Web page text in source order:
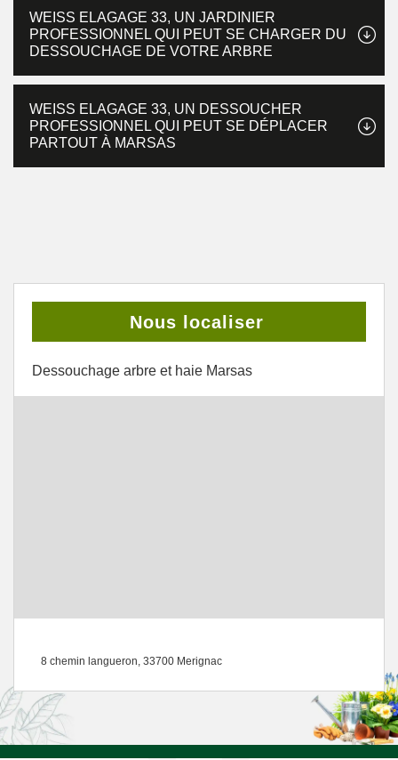
WEISS ELAGAGE 33, UN JARDINIER
PROFESSIONNEL QUI PEUT SE CHARGER DU
DESSOUCHAGE DE VOTRE ARBRE
WEISS ELAGAGE 33, UN DESSOUCHER
PROFESSIONNEL QUI PEUT SE DÉPLACER
PARTOUT À MARSAS
Nous localiser
Dessouchage arbre et haie Marsas
8 chemin langueron, 33700 Merignac